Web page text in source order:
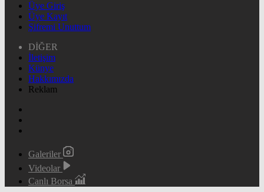
Üye Giriş
Üye Kayıt
Şifremi Unuttum
DİĞER
İletişim
Künye
Hakkımızda
Reklam
Galeriler
Videolar
Canlı Borsa